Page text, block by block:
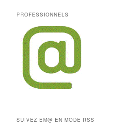
PROFESSIONNELS
SUIVEZ EM@ EN MODE RSS